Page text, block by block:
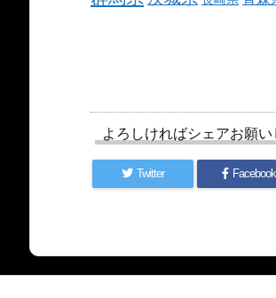
よろしければシェアお願
Twitter Facebook